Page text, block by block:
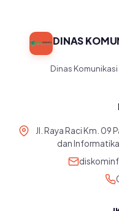
DINAS
Dinas
Jl. Raya Raci Km. 09
dan Informatika